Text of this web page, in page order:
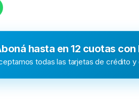
hasta en 12 cuotas
todas las tarjetas de crédito y